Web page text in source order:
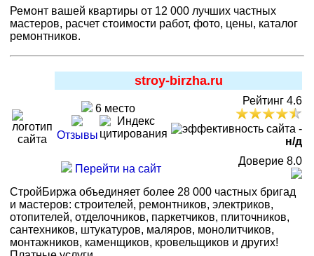
Ремонт вашей квартиры от 12 000 лучших частных
мастеров, расчет стоимости работ, фото, цены, каталог
ремонтников.
stroy-birzha.ru
6 место
Отзывы
Рейтинг 4.6
-
н/д
Перейти на сайт
Доверие 8.0
СтройБиржа объединяет более 28 000 частных бригад
и мастеров: строителей, ремонтников, электриков,
отопителей, отделочников, паркетчиков, плиточников,
сантехников, штукатуров, маляров, монолитчиков,
монтажников, каменщиков, кровельщиков и других!